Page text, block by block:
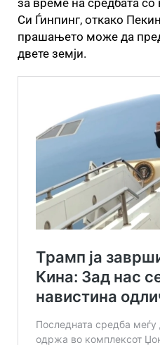
за време на средбата со
Си Ѓинпинг, откако
прашањето може да
двете земји.